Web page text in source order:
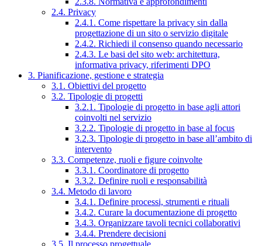
2.4. Privacy
2.4.1. Come rispettare la privacy sin dalla
progettazione di un sito o servizio digitale
2.4.2. Richiedi il consenso quando necessario
2.4.3. Le basi del sito web: architettura,
informativa privacy, riferimenti DPO
3. Pianificazione, gestione e strategia
3.1. Obiettivi del progetto
3.2. Tipologie di progetti
3.2.1. Tipologie di progetto in base agli attori
coinvolti nel servizio
3.2.2. Tipologie di progetto in base al focus
3.2.3. Tipologie di progetto in base all’ambito di
intervento
3.3. Competenze, ruoli e figure coinvolte
3.3.1. Coordinatore di progetto
3.3.2. Definire ruoli e responsabilità
3.4. Metodo di lavoro
3.4.1. Definire processi, strumenti e rituali
3.4.2. Curare la documentazione di progetto
3.4.3. Organizzare tavoli tecnici collaborativi
3.4.4. Prendere decisioni
3.5. Il processo progettuale